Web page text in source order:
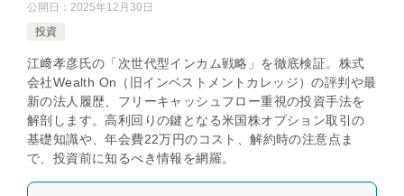
公開日： 2025年12月30日
投資
江﨑孝彦氏の「次世代型インカム戦略」を徹底検証。株式
会社Wealth On（旧インベストメントカレッジ）の評判や最
新の法人履歴、フリーキャッシュフロー重視の投資手法を
解剖します。高利回りの鍵となる米国株オプション取引の
基礎知識や、年会費22万円のコスト、解約時の注意点ま
で、投資前に知るべき情報を網羅。